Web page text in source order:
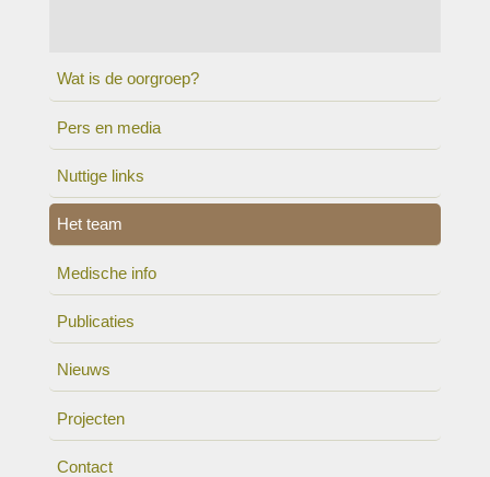
Wat is de oorgroep?
Pers en media
Nuttige links
Het team
Medische info
Publicaties
Nieuws
Projecten
Contact